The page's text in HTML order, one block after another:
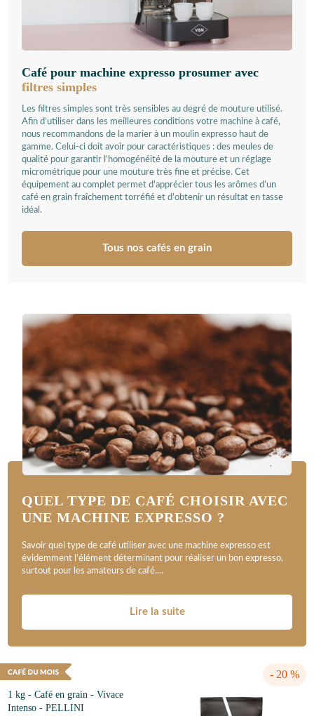
Café pour machine expresso prosumer avec
filtres simples
Les filtres simples sont très sensibles au degré de mouture utilisé.
Afin d’utiliser dans les meilleures conditions votre machine à café,
nous recommandons de la marier à un moulin expresso haut de
gamme. Celui-ci doit avoir pour caractéristiques : des meules de
qualité pour garantir l’homogénéité de la mouture et un réglage
micrométrique pour une mouture très fine et précise. Cet
équipement au complet permet d’apprécier tous les arômes d’un
café en grain fraîchement torréfié et d’obtenir un résultat en tasse
idéal.
Tous nos cafés en grain
QUEL TYPE DE CAFÉ CHOISIR AVEC
UNE MACHINE EXPRESSO ?
Savoir quel type de café utiliser avec une machine expresso est
évidemment l’élément déterminant pour réaliser un bon expresso,
surtout pour les amateurs de café....
Lire la suite
- 20 %
1 kg - Café en grain - Vivace
Intenso - PELLINI